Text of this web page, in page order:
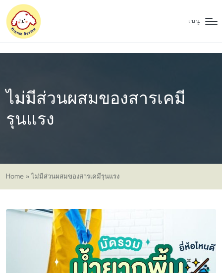
เมนู
ไม่มีส่วนผสมของสารเคมี
รุนแรง
Home »ไม่มีส่วนผสมของสารเคมีรุนแรง